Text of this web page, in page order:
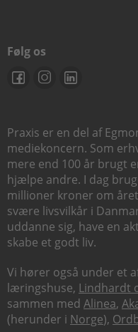
Følg os
Praxis er en del af
mediekoncern. Som
mere end 100 år brugt
hjælpe andre. I dag
millioner kroner om
svære livsvilkår i
uddanne sig, have en
skabe et godt liv.
Vi hører også under et
læringshuse, Lindhardt
sammen med Alinea,
(herunder i Norge),